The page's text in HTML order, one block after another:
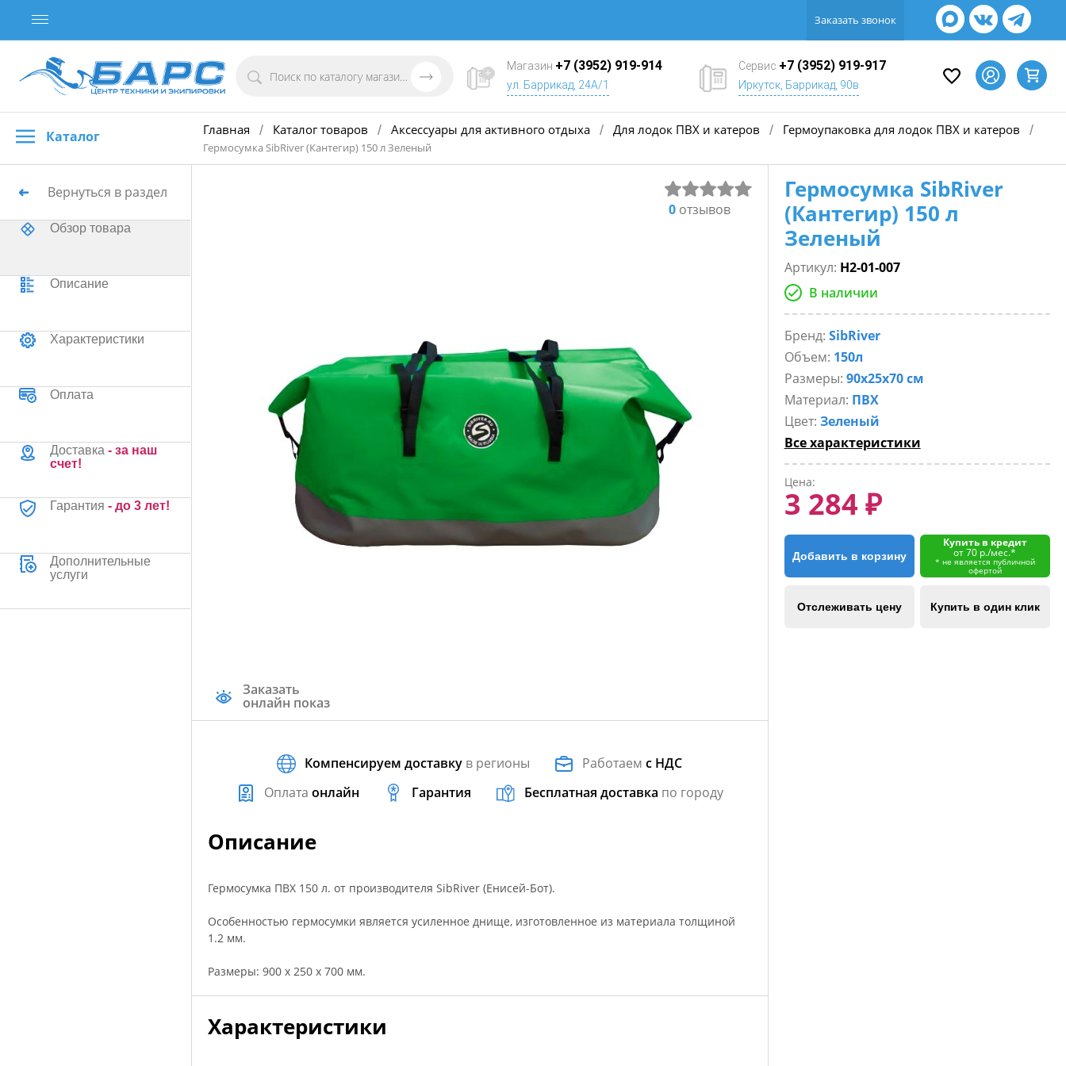
Заказать звонок
Магазин +7 (3952) 919-914
ул. Баррикад, 24А/1
Сервис +7 (3952) 919-917
Иркутск, Баррикад, 90в
Каталог Главная / Каталог товаров / Аксессуары для активного отдыха / Для лодок ПВХ и катеров / Гермоупаковка для лодок ПВХ и катеров /
Гермосумка SibRiver (Кантегир) 150 л Зеленый
Вернуться в раздел
Обзор товара
Описание
Характеристики
Оплата
Доставка - за наш
счет!
Гарантия - до 3 лет!
Дополнительные
услуги
0отзывов
Заказать
онлайн показ
Компенсируем доставку в регионы Работаемс НДС
Оплата онлайн Гарантия Бесплатная доставка по городу
Описание
Гермоcумка ПВХ 150 л. от производителя SibRiver (Енисей-Бот).
Особенностью гермосумки является усиленное днище, изготовленное из материала толщиной
1.2 мм.
Размеры: 900 x 250 x 700 мм.
Характеристики
Гермосумка SibRiver
(Кантегир) 150 л
Зеленый
Артикул: Н2-01-007
В наличии
Бренд: SibRiver
Объем: 150л
Размеры: 90х25х70 см
Материал: ПВХ
Цвет: Зеленый
Все характеристики
Цена:
3 284 ₽
Добавить в корзину
Купить в кредит
от 70 р./мес.*
* не является публичной
офертой
Отслеживать цену Купить в один клик